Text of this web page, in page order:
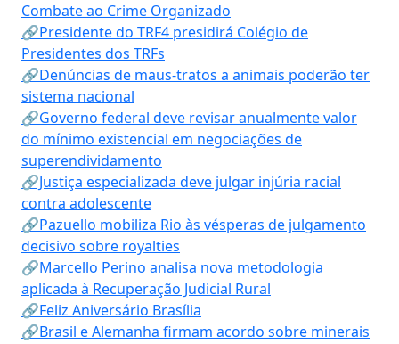
Combate ao Crime Organizado
🔗Presidente do TRF4 presidirá Colégio de
Presidentes dos TRFs
🔗Denúncias de maus-tratos a animais poderão ter
sistema nacional
🔗Governo federal deve revisar anualmente valor
do mínimo existencial em negociações de
superendividamento
🔗Justiça especializada deve julgar injúria racial
contra adolescente
🔗Pazuello mobiliza Rio às vésperas de julgamento
decisivo sobre royalties
🔗Marcello Perino analisa nova metodologia
aplicada à Recuperação Judicial Rural
🔗Feliz Aniversário Brasília
🔗Brasil e Alemanha firmam acordo sobre minerais